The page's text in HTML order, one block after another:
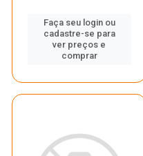
Faça seu login ou
cadastre-se para
ver preços e
comprar